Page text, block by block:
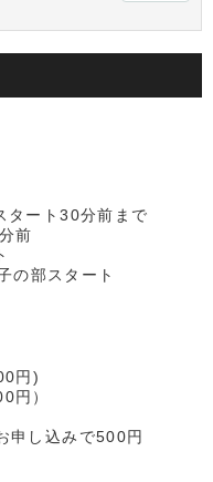
ート30分前まで
前
部スタート
円)
円）
申し込みで500円